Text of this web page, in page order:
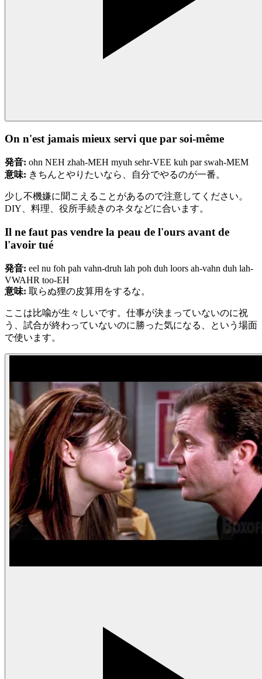
On n'est jamais mieux servi que par soi-même
発音: ohn NEH zhah-MEH myuh sehr-VEE kuh par swah-MEM
意味: きちんとやりたいなら、自分でやるのが一番。
少し不機嫌に聞こえることがあるので注意してください。
DIY、料理、役所手続きのネタなどに合います。
Il ne faut pas vendre la peau de l'ours avant de
l'avoir tué
発音: eel nu foh pah vahn-druh lah poh duh loors ah-vahn duh lah-
VWAHR too-EH
意味: 取らぬ狸の皮算用をするな。
ここは比喩が生々しいです。仕事が決まっていないのに祝
う、試合が終わっていないのに勝った気になる、という場面
で使います。